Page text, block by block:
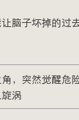
脑子坏掉的过
，突然觉醒危
涡